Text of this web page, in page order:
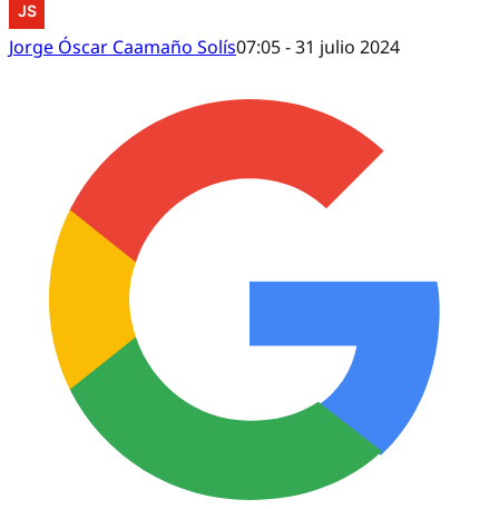
Jorge Óscar Caamaño Solís07:05 - 31 julio 2024